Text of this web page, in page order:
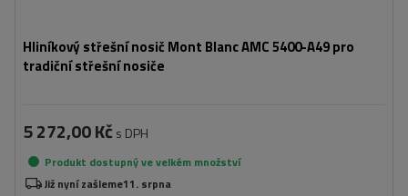
Hliníkový střešní nosič Mont Blanc AMC 5400-A49 pro
tradiční střešní nosiče
5 272,00 Kč s DPH
Produkt dostupný ve velkém množství
Již nyní zašleme11. srpna